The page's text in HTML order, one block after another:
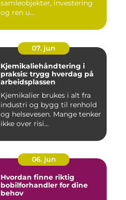
samleobjekter, investering
og ren u...
07. jun
Kjemikaliehåndtering i
praksis: trygg hverdag på
arbeidsplassen
Kjemikalier brukes i alt fra
industri og bygg til renhold
og helsevesen. Mange tenker
ikke over risi...
06. jun
Hvordan finne riktig
bobilforhandler for dine
behov